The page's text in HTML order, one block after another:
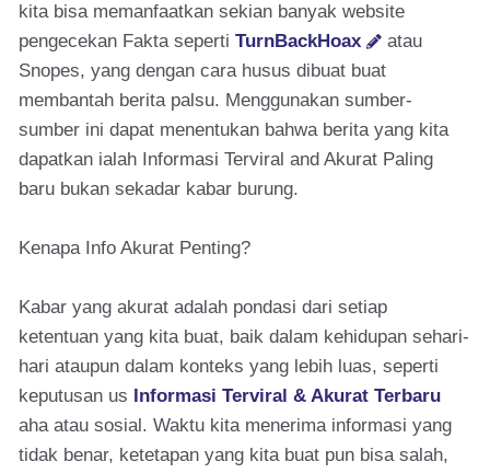
kita bisa memanfaatkan sekian banyak website
pengecekan Fakta seperti TurnBackHoax
atau
Snopes, yang dengan cara husus dibuat buat
membantah berita palsu. Menggunakan sumber-
sumber ini dapat menentukan bahwa berita yang kita
dapatkan ialah Informasi Terviral and Akurat Paling
baru bukan sekadar kabar burung.
Kenapa Info Akurat Penting?
Kabar yang akurat adalah pondasi dari setiap
ketentuan yang kita buat, baik dalam kehidupan sehari-
hari ataupun dalam konteks yang lebih luas, seperti
keputusan us Informasi Terviral & Akurat Terbaru
aha atau sosial. Waktu kita menerima informasi yang
tidak benar, ketetapan yang kita buat pun bisa salah,